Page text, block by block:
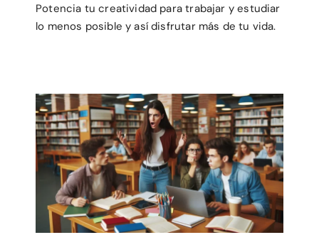
Potencia tu creatividad para trabajar y estudiar
lo menos posible y así disfrutar más de tu vida.